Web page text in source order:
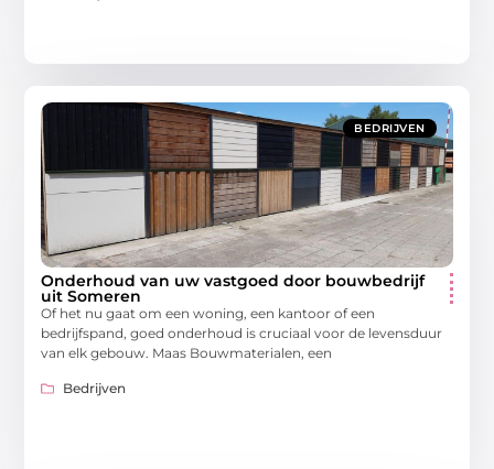
BEDRIJVEN
Onderhoud van uw vastgoed door bouwbedrijf
uit Someren
Of het nu gaat om een woning, een kantoor of een
bedrijfspand, goed onderhoud is cruciaal voor de levensduur
van elk gebouw. Maas Bouwmaterialen, een
Bedrijven